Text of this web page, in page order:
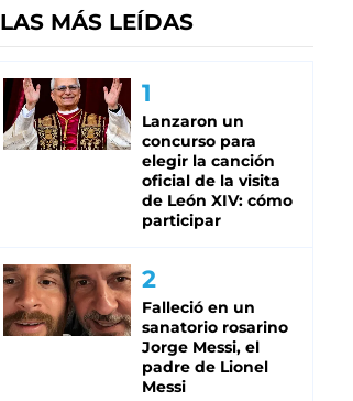
LAS MÁS LEÍDAS
Lanzaron un
concurso para
elegir la canción
oficial de la visita
de León XIV: cómo
participar
Falleció en un
sanatorio rosarino
Jorge Messi, el
padre de Lionel
Messi